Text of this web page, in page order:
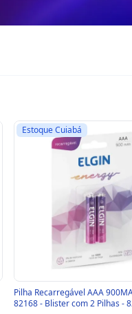
Estoque Cuiabá
Pilha Recarregável AAA
82168 - Blister com 2 Pilhas -